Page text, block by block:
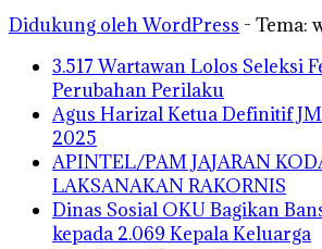
Didukung oleh WordPress - Tema:
3.517 Wartawan Lolos Seleksi
Perubahan Perilaku
Agus Harizal Ketua Definitif
2025
APINTEL/PAM JAJARAN
LAKSANAKAN RAKORNIS
Dinas Sosial OKU Bagikan
kepada 2.069 Kepala Keluarga